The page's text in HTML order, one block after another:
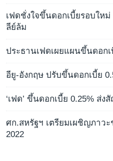
เฟดชั่งใจขึ้นดอกเบี้ยรอบให
ลีย์ล้ม
ประธานเฟดเผยแผนขึ้นดอก
อียู-อังกฤษ ปรับขึ้นดอกเบี้ย
‘เฟด’ ขึ้นดอกเบี้ย 0.25% ส่
ศก.สหรัฐฯ เตรียมเผชิญภาว
2022